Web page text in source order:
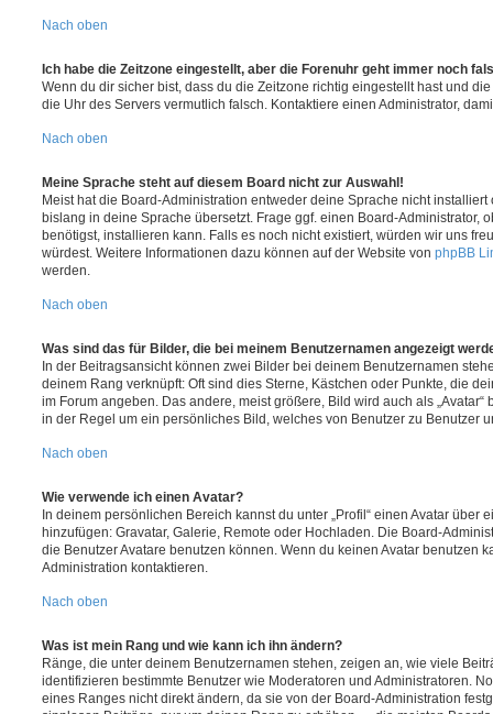
Nach oben
Ich habe die Zeitzone eingestellt, aber die Forenuhr geht immer noch
Wenn du dir sicher bist, dass du die Zeitzone richtig eingestellt hast und
die Uhr des Servers vermutlich falsch. Kontaktiere einen Administrator,
Nach oben
Meine Sprache steht auf diesem Board nicht zur Auswahl!
Meist hat die Board-Administration entweder deine Sprache nicht
bislang in deine Sprache übersetzt. Frage ggf. einen Board-Administrator,
benötigst, installieren kann. Falls es noch nicht existiert, würden wir uns
würdest. Weitere Informationen dazu können auf der Website von phpBB
werden.
Nach oben
Was sind das für Bilder, die bei meinem Benutzernamen angezeigt
In der Beitragsansicht können zwei Bilder bei deinem Benutzernamen
deinem Rang verknüpft: Oft sind dies Sterne, Kästchen oder Punkte, die
im Forum angeben. Das andere, meist größere, Bild wird auch als
in der Regel um ein persönliches Bild, welches von Benutzer zu Benutzer
Nach oben
Wie verwende ich einen Avatar?
In deinem persönlichen Bereich kannst du unter „Profil“ einen Avatar über
hinzufügen: Gravatar, Galerie, Remote oder Hochladen. Die Board-
die Benutzer Avatare benutzen können. Wenn du keinen Avatar benutzen
Administration kontaktieren.
Nach oben
Was ist mein Rang und wie kann ich ihn ändern?
Ränge, die unter deinem Benutzernamen stehen, zeigen an, wie viele
identifizieren bestimmte Benutzer wie Moderatoren und Administratoren.
eines Ranges nicht direkt ändern, da sie von der Board-Administration